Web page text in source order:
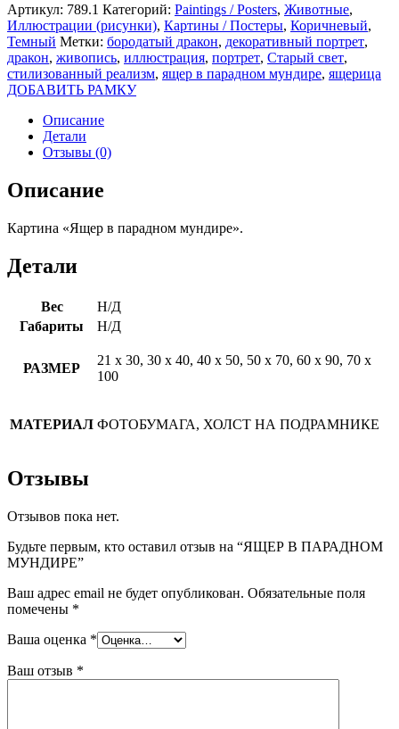
Артикул: 789.1 Категорий: Paintings / Posters, Животные,
Иллюстрации (рисунки), Картины / Постеры, Коричневый,
Темный Метки: бородатый дракон, декоративный портрет,
дракон, живопись, иллюстрация, портрет, Старый свет,
стилизованный реализм, ящер в парадном мундире, ящерица
ДОБАВИТЬ РАМКУ
Описание
Детали
Отзывы (0)
Описание
Картина «Ящер в парадном мундире».
Детали
Вес
Н/Д
Габариты
Н/Д
РАЗМЕР
21 х 30, 30 х 40, 40 х 50, 50 х 70, 60 х 90, 70 х
100
МАТЕРИАЛ ФОТОБУМАГА, ХОЛСТ НА ПОДРАМНИКЕ
Отзывы
Отзывов пока нет.
Будьте первым, кто оставил отзыв на “ЯЩЕР В ПАРАДНОМ
МУНДИРЕ”
Ваш адрес email не будет опубликован. Обязательные поля
помечены *
Ваша оценка *
Ваш отзыв *